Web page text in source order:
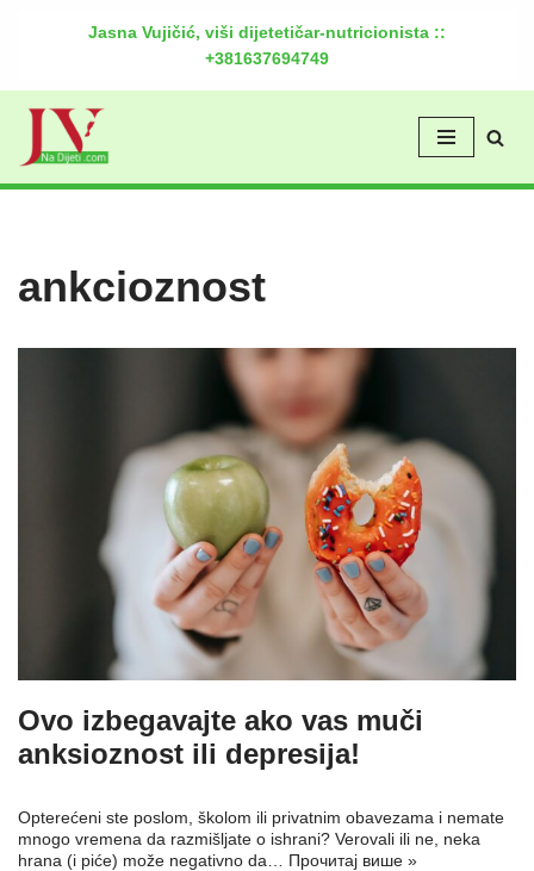
Jasna Vujičić, viši dijetetičar-nutricionista ::
+381637694749
ankcioznost
Ovo izbegavajte ako vas muči
anksioznost ili depresija!
Opterećeni ste poslom, školom ili privatnim obavezama i nemate
mnogo vremena da razmišljate o ishrani? Verovali ili ne, neka
hrana (i piće) može negativno da… Прочитај више »